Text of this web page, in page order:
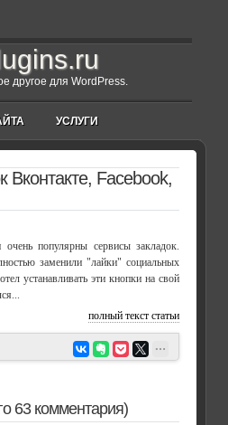
другое для WordPress.
УСЛУГИ
Вконтакте, Facebook,
популярны сервисы закладок.
заменили "лайки" социальных
устанавливать эти кнопки на свой
полный текст статьи
63 комментария)